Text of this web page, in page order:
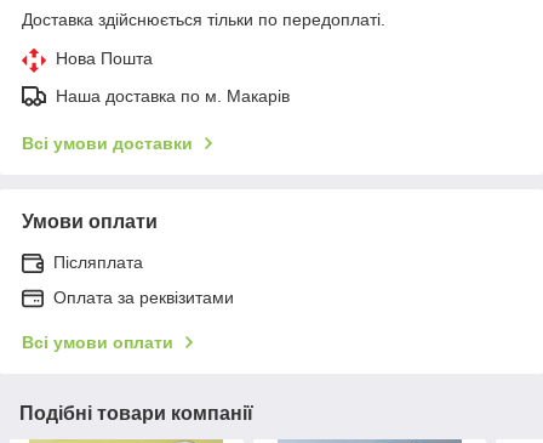
Доставка здійснюється тільки по передоплаті.
Нова Пошта
Наша доставка по м. Макарів
Всі умови доставки
Умови оплати
Післяплата
Оплата за реквізитами
Всі умови оплати
Подібні товари компанії